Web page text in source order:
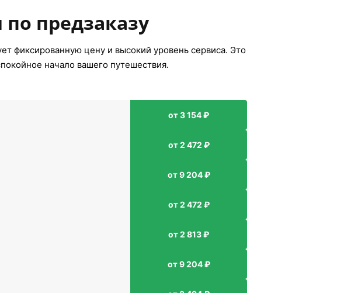
предзаказу
фиксированную цену и высокий уровень сервиса. Это
начало вашего путешествия.
от 3 154 ₽
от 2 472 ₽
от 9 204 ₽
от 2 472 ₽
от 2 813 ₽
от 9 204 ₽